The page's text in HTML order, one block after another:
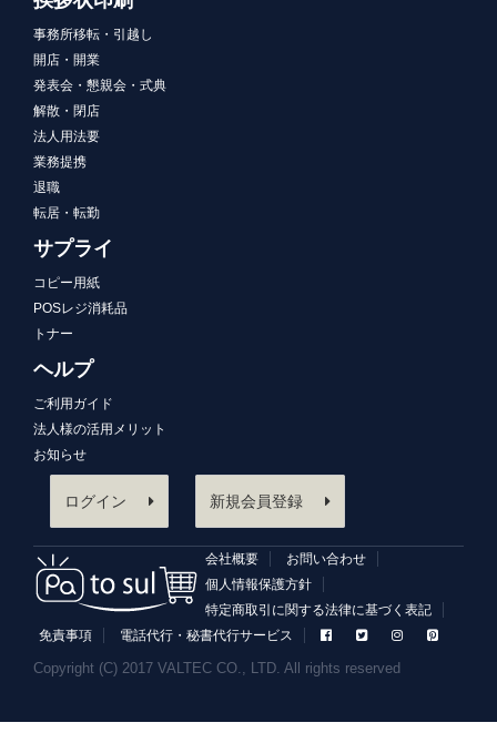
事務所移転・引越し
開店・開業
発表会・懇親会・式典
解散・閉店
法人用法要
業務提携
退職
転居・転勤
サプライ
コピー用紙
POSレジ消耗品
トナー
ヘルプ
ご利用ガイド
法人様の活用メリット
お知らせ
ログイン 新規会員登録
会社概要
お問い合わせ
個人情報保護方針
特定商取引に関する法律に基づく表記
免責事項
電話代行・秘書代行サービス
Copyright (C) 2017 VALTEC CO., LTD. All rights reserved